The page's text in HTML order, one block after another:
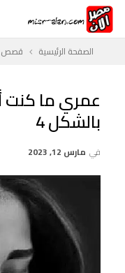
الصفحة الرئيسية قصص
عمري ما كنت
بالشكل 4
في مارس 12, 2023